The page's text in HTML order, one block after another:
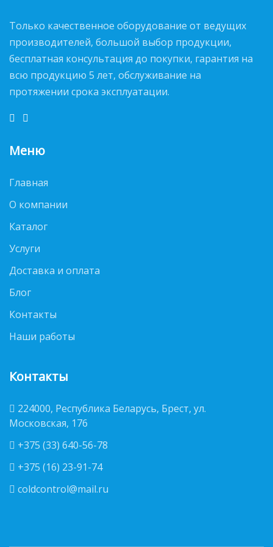
Только качественное оборудование от ведущих
производителей, большой выбор продукции,
бесплатная консультация до покупки, гарантия на
всю продукцию 5 лет, обслуживание на
протяжении срока эксплуатации.
Меню
Главная
О компании
Каталог
Услуги
Доставка и оплата
Блог
Контакты
Наши работы
Контакты
224000, Республика Беларусь, Брест, ул.
Московская, 176
+375 (33) 640-56-78
+375 (16) 23-91-74
coldcontrol@mail.ru